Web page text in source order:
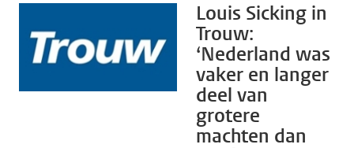
Louis Sicking in
Trouw:
‘Nederland was
vaker en langer
deel van
grotere
machten dan